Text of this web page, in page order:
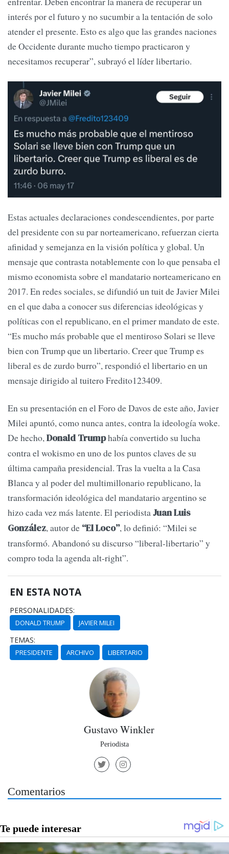
interés por el futuro y no sucumbir a la tentación de solo
atender el presente. Esto es algo que las grandes naciones
de Occidente durante mucho tiempo practicaron y
necesitamos recuperar”, subrayó el líder libertario.
Estas actuales declaraciones condescendientes, por parte
del presidente con su par norteamericano, refuerzan cierta
afinidad y semejanza en la visión política y global. Un
mensaje que contrasta notablemente con lo que pensaba el
mismo economista sobre el mandatario norteamericano en
2017. En redes sociales, se difundió un tuit de Javier Milei
en el que daba a conocer sus diferencias ideológicas y
políticas con el republicano, en el primer mandato de este.
“Es mucho más probable que el mentiroso Solari se lleve
bien con Trump que un libertario. Creer que Trump es
liberal es de zurdo burro”, respondió el libertario en un
mensaje dirigido al tuitero Fredito123409.
En su presentación en el Foro de Davos de este año, Javier
Milei apuntó, como nunca antes, contra la ideología woke.
De hecho, Donald Trumphabía convertido su lucha
contra el wokismo en uno de los puntos claves de su
última campaña presidencial. Tras la vuelta a la Casa
Blanca y al poder del multimillonario republicano, la
transformación ideológica del mandatario argentino se
hizo cada vez más latente. El periodista Juan Luis
González, autor de “El Loco”, lo definió: “Milei se
transformó. Abandonó su discurso “liberal-libertario” y
compro toda la agenda alt-right”.
EN ESTA NOTA
PERSONALIDADES:
DONALD TRUMP JAVIER MILEI
TEMAS:
PRESIDENTE ARCHIVO LIBERTARIO
Gustavo Winkler
Periodista
Comentarios